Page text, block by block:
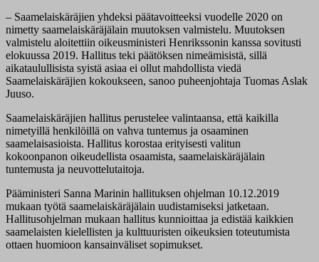
– Saamelaiskäräjien yhdeksi päätavoitteeksi vuodelle 2020 on
nimetty saamelaiskäräjälain muutoksen valmistelu. Muutoksen
valmistelu aloitettiin oikeusministeri Henrikssonin kanssa sovitusti
elokuussa 2019. Hallitus teki päätöksen nimeämisistä, sillä
aikataulullisista syistä asiaa ei ollut mahdollista viedä
Saamelaiskäräjien kokoukseen, sanoo puheenjohtaja Tuomas Aslak
Juuso.
Saamelaiskäräjien hallitus perustelee valintaansa, että kaikilla
nimetyillä henkilöillä on vahva tuntemus ja osaaminen
saamelaisasioista. Hallitus korostaa erityisesti valitun
kokoonpanon oikeudellista osaamista, saamelaiskäräjälain
tuntemusta ja neuvottelutaitoja.
Pääministeri Sanna Marinin hallituksen ohjelman 10.12.2019
mukaan työtä saamelaiskäräjälain uudistamiseksi jatketaan.
Hallitusohjelman mukaan hallitus kunnioittaa ja edistää kaikkien
saamelaisten kielellisten ja kulttuuristen oikeuksien toteutumista
ottaen huomioon kansainväliset sopimukset.